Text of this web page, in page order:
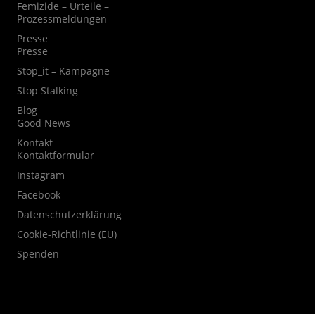
Femizide – Urteile –
Prozessmeldungen
Presse
Presse
Stop_it – Kampagne
Stop Stalking
Blog
Good News
Kontakt
Kontaktformular
Instagram
Facebook
Datenschutzerklärung
Cookie-Richtlinie (EU)
Spenden